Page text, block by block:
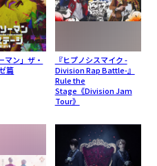
マン」ザ・
篇
『ヒプノシスマイク -
Division Rap Battle-』
Rule the
Stage《Division Jam
Tour》